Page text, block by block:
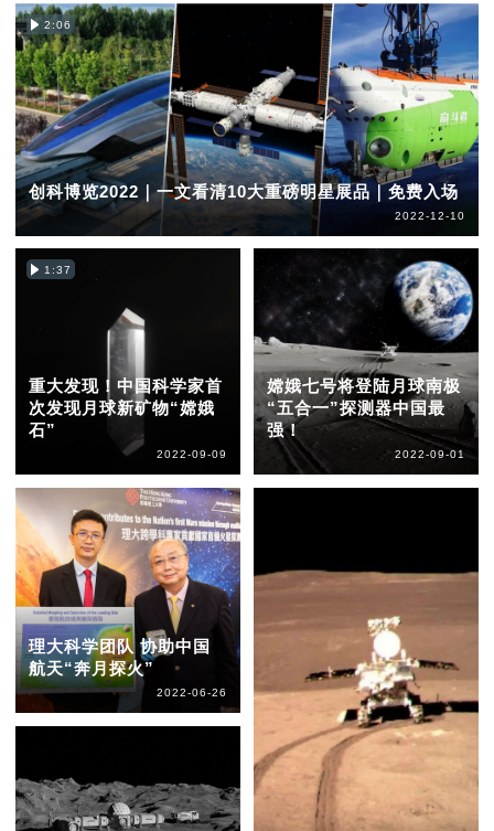
2:06
创科博览2022｜一文看清10大重磅明星展品｜免费入场
2022-12-10
1:37
重大发现！中国科学家首
次发现月球新矿物“嫦娥
石”
2022-09-09
嫦娥七号将登陆月球南极
“五合一”探测器中国最
强！
2022-09-01
理大科学团队 协助中国
航天“奔月探火”
2022-06-26